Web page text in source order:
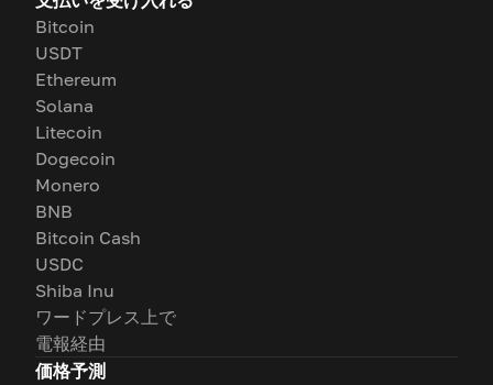
Bitcoin
USDT
Ethereum
Solana
Litecoin
Dogecoin
Monero
BNB
Bitcoin Cash
USDC
Shiba Inu
ワードプレス上で
電報経由
価格予測